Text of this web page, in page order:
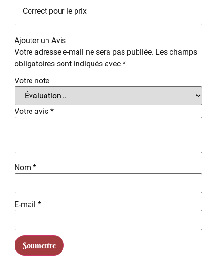
Correct pour le prix
Ajouter un Avis
Votre adresse e-mail ne sera pas publiée. Les champs
obligatoires sont indiqués avec *
Votre note
Votre avis *
Nom *
E-mail *